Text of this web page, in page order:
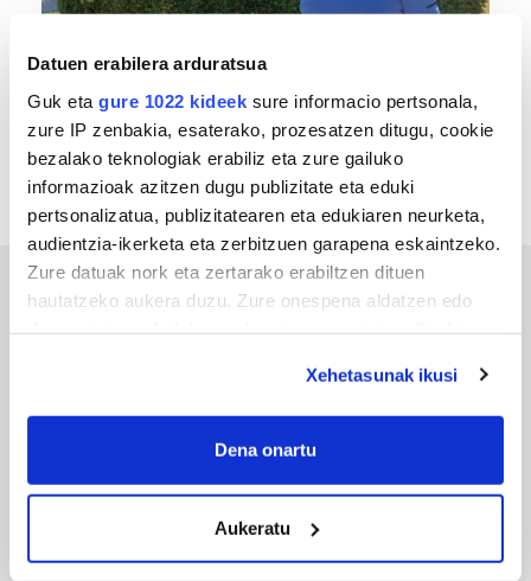
Datuen erabilera arduratsua
Guk eta gure 1022 kideek sure informacio pertsonala,
zure IP zenbakia, esaterako, prozesatzen ditugu, cookie
bezalako teknologiak erabiliz eta zure gailuko
informazioak azitzen dugu publizitate eta eduki
pertsonalizatua, publizitatearen eta edukiaren neurketa,
audientzia-ikerketa eta zerbitzuen garapena eskaintzeko.
Zure datuak nork eta zertarako erabiltzen dituen
hautatzeko aukera duzu. Zure onespena aldatzen edo
If you allow, we would also like to:
Collect information about your geographical
meters
Identify your device by actively scanning it for
specific characteristics (fingerprinting)
Xehetasunak ikusi
Dena onartu
Aukeratu
MEMORIA HISTORIKOA
«Gai tabua izan da etxe gehienetan, jendeak
azkeneko momentuan hitz egin du»
ERREPORTAJEAK